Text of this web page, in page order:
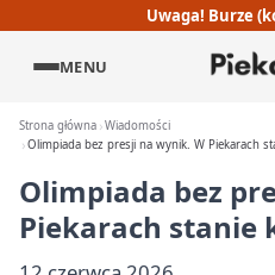
Uwaga! Burze
MENU
Strona główna Wiadomości
Olimpiada bez presji na wynik. W Piekarach
Olimpiada bez
Piekarach stanie